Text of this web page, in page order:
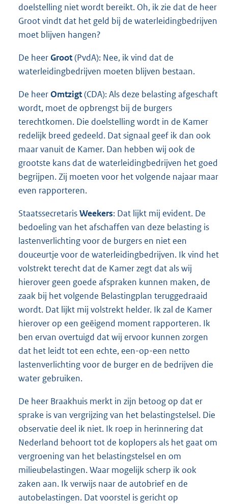
doelstelling niet wordt bereikt. Oh, ik zie dat de heer
Groot vindt dat het geld bij de waterleidingbedrijven
moet blijven hangen?
De heerGroot(PvdA): Nee, ik vind dat de
waterleidingbedrijven moeten blijven bestaan.
De heerOmtzigt(CDA): Als deze belasting afgeschaft
wordt, moet de opbrengst bij de burgers
terechtkomen. Die doelstelling wordt in de Kamer
redelijk breed gedeeld. Dat signaal geef ik dan ook
maar vanuit de Kamer. Dan hebben wij ook de
grootste kans dat de waterleidingbedrijven het goed
begrijpen. Zij moeten voor het volgende najaar maar
even rapporteren.
StaatssecretarisWeekers: Dat lijkt mij evident. De
bedoeling van het afschaffen van deze belasting is
lastenverlichting voor de burgers en niet een
douceurtje voor de waterleidingbedrijven. Ik vind het
volstrekt terecht dat de Kamer zegt dat als wij
hierover geen goede afspraken kunnen maken, de
zaak bij het volgende Belastingplan teruggedraaid
wordt. Dat lijkt mij volstrekt helder. Ik zal de Kamer
hierover op een geëigend moment rapporteren. Ik
ben ervan overtuigd dat wij ervoor kunnen zorgen
dat het leidt tot een echte, een-op-een netto
lastenverlichting voor de burger en de bedrijven die
water gebruiken.
De heer Braakhuis merkt in zijn betoog op dat er
sprake is van vergrijzing van het belastingstelsel. Die
observatie deel ik niet. Ik roep in herinnering dat
Nederland behoort tot de koplopers als het gaat om
vergroening van het belastingstelsel en om
milieubelastingen. Waar mogelijk scherp ik ook
zaken aan. Ik verwijs naar de autobrief en de
autobelastingen. Dat voorstel is gericht op